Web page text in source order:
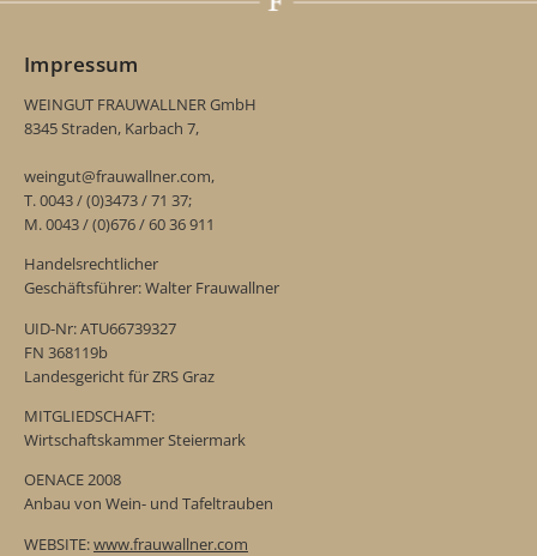
Impressum
WEINGUT FRAUWALLNER GmbH
8345 Straden, Karbach 7,
weingut@frauwallner.com,
T. 0043 / (0)3473 / 71 37;
M. 0043 / (0)676 / 60 36 911
Handelsrechtlicher
Geschäftsführer: Walter Frauwallner
UID-Nr: ATU66739327
FN 368119b
Landesgericht für ZRS Graz
MITGLIEDSCHAFT:
Wirtschaftskammer Steiermark
OENACE 2008
Anbau von Wein- und Tafeltrauben
WEBSITE:www.frauwallner.com